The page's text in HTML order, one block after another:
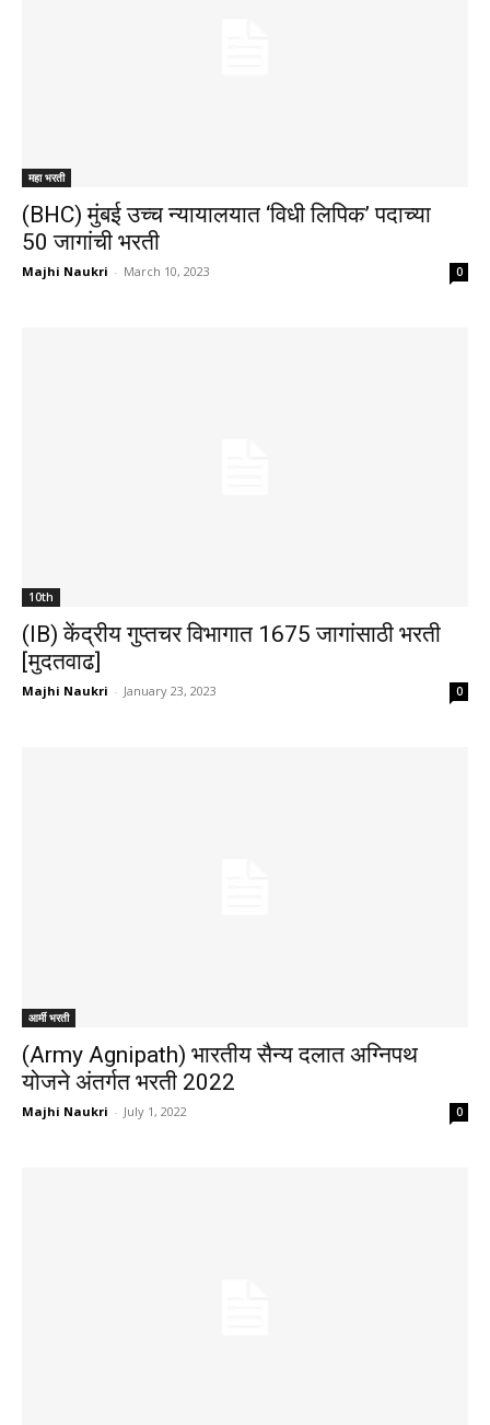
महा भरती
(BHC) मुंबई उच्च न्यायालयात ‘विधी लिपिक’ पदाच्या
50 जागांची भरती
Majhi Naukri - March 10, 2023 0
10th
(IB) केंद्रीय गुप्तचर विभागात 1675 जागांसाठी भरती
[मुदतवाढ]
Majhi Naukri - January 23, 2023 0
आर्मी भरती
(Army Agnipath) भारतीय सैन्य दलात अग्निपथ
योजने अंतर्गत भरती 2022
Majhi Naukri - July 1, 2022 0